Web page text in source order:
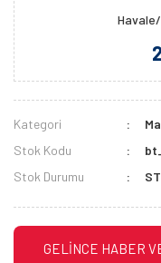
Kategori
Stok Kodu
Stok Durumu
GELİNCE HABER